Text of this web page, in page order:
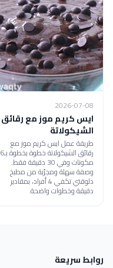
2026-07-08
ايس كريم موز مع رقائق
الشيكولاتة
طريقة عمل ايس كريم موز مع
رقائق الشيكولاتة خطوة بخطوة بـ6
مكونات وفي 30 دقيقة فقط.
وصفة سهلة ومجرّبة من مطبخ
دلوقتي تكفي 4 أفراد، بمقادير
دقيقة وخطوات واضحة.
روابط سريعة